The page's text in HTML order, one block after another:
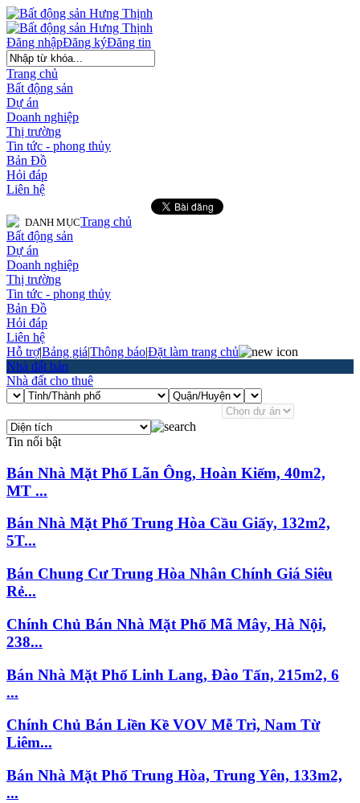
Đăng ký
Đăng nhập Đăng tin
Trang chủ
Bất động sản
Dự án
Doanh nghiệp
Thị trường
Tin tức - phong thủy
Bản Đồ
Hỏi đáp
Liên hệ
DANH MỤCTrang chủ
Bất động sản
Dự án
Doanh nghiệp
Thị trường
Tin tức - phong thủy
Bản Đồ
Hỏi đáp
Liên hệ
Hỗ trợ|Bảng giá|Thông báo|Đặt làm trang chủ
Nhà đất bán
Nhà đất cho thuê
Tin nổi bật
Bán Nhà Mặt Phố Lãn Ông, Hoàn Kiếm, 40m2,
MT ...
Bán Nhà Mặt Phố Trung Hòa Cầu Giấy, 132m2,
5T...
Bán Chung Cư Trung Hòa Nhân Chính Giá Siêu
Rẻ...
Chính Chủ Bán Nhà Mặt Phố Mã Mây, Hà Nội,
238...
Bán Nhà Mặt Phố Linh Lang, Đào Tấn, 215m2, 6
...
Chính Chủ Bán Liền Kề VOV Mễ Trì, Nam Từ
Liêm...
Bán Nhà Mặt Phố Trung Hòa, Trung Yên, 133m2,
...